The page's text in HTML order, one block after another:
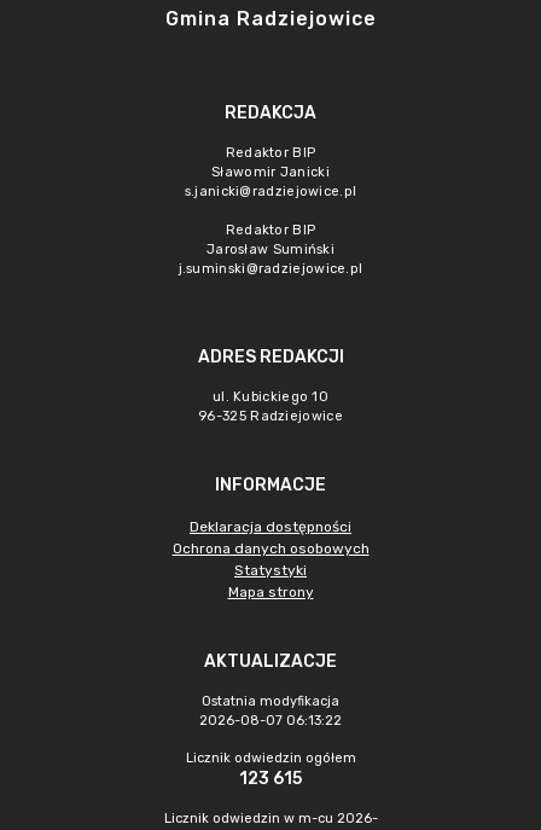
Gmina Radziejowice
REDAKCJA
Redaktor BIP
Sławomir Janicki
s.janicki@radziejowice.pl
Redaktor BIP
Jarosław Sumiński
j.suminski@radziejowice.pl
ADRES REDAKCJI
ul. Kubickiego 10
96-325 Radziejowice
INFORMACJE
Deklaracja dostępności
Ochrona danych osobowych
Statystyki
Mapa strony
AKTUALIZACJE
Ostatnia modyfikacja
2026-08-07 06:13:22
Licznik odwiedzin ogółem
123 615
Licznik odwiedzin w m-cu 2026-